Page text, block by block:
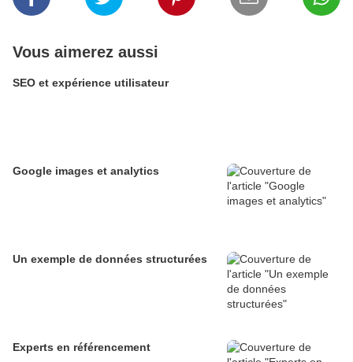
Vous aimerez aussi
SEO et expérience utilisateur
Google images et analytics
Un exemple de données structurées
Experts en référencement